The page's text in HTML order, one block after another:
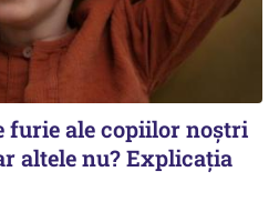
furie ale copiilor noștri
altele nu? Explicația